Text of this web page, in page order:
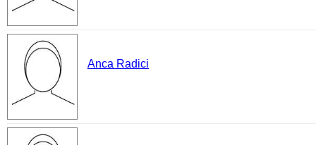
Anca Radici